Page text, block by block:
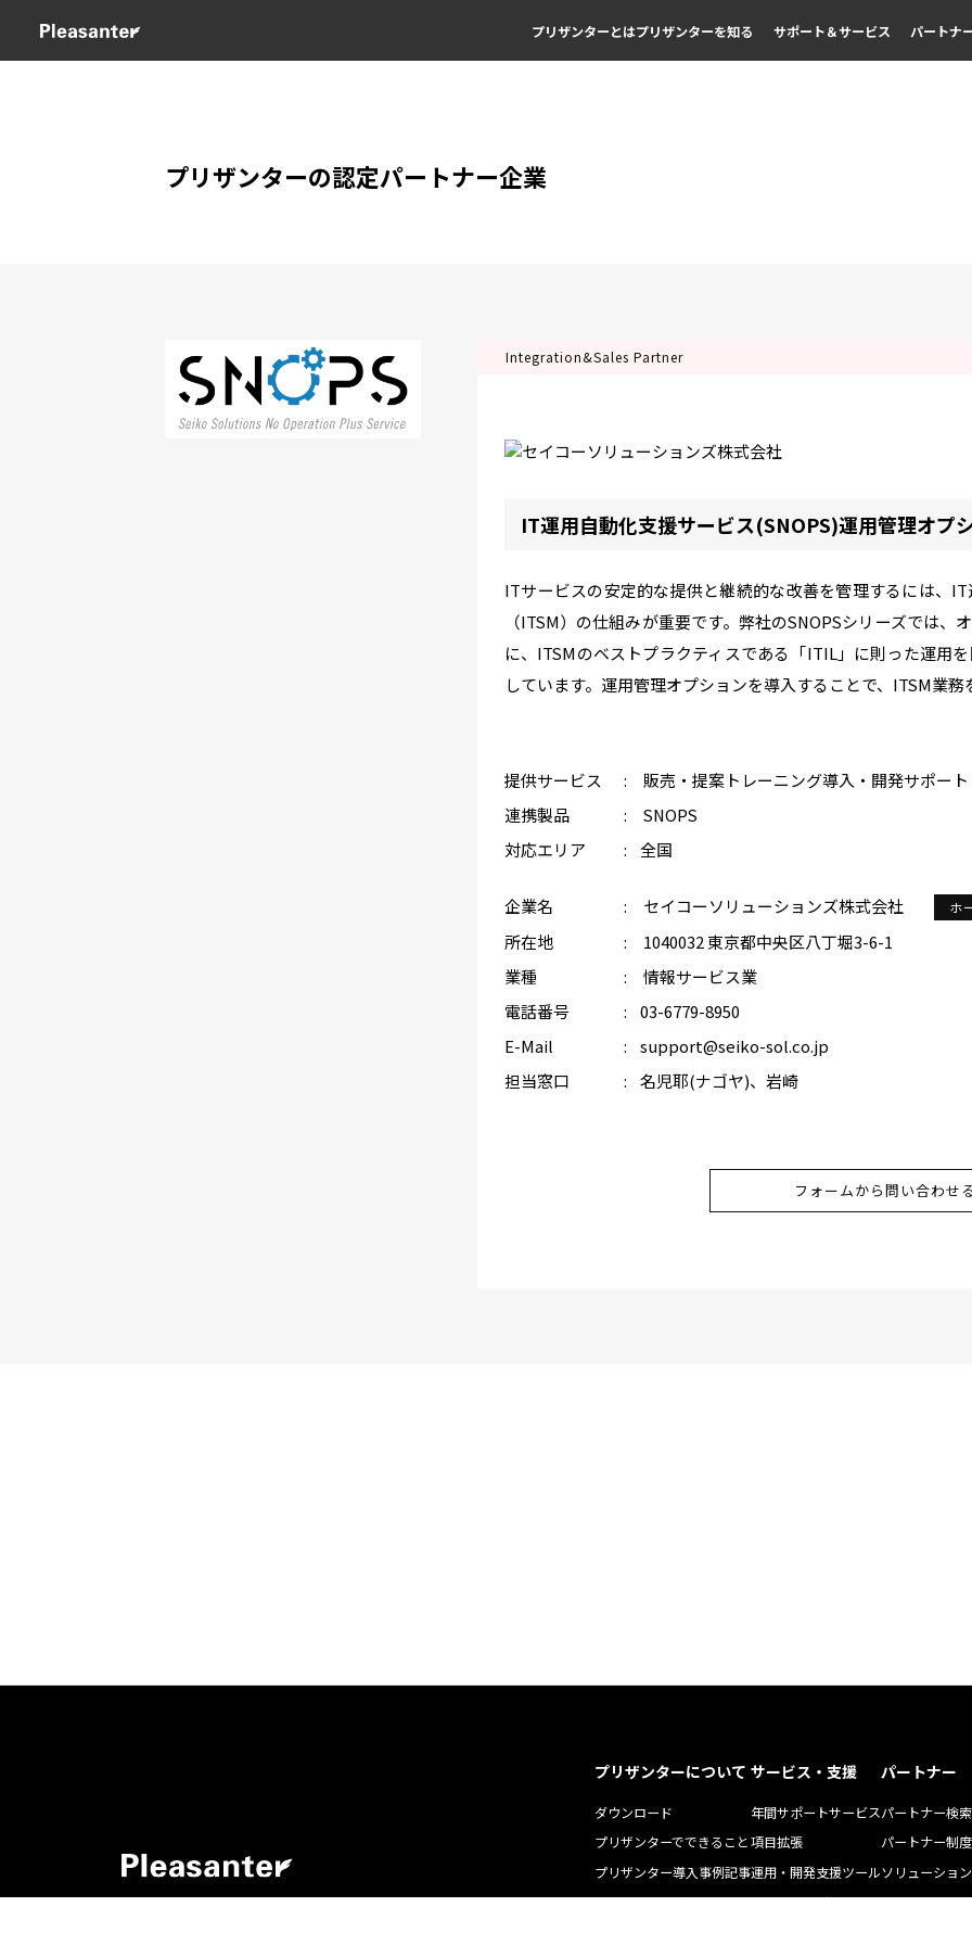
プリザンターとはプリザンターを知る サポート＆サービス パートナ
プリザンターの認定パートナー企業
Integration&Sales Partner
IT運用自動化支援サービス(SNOPS)運用管理オプ
ITサービスの安定的な提供と継続的な改善を管理するには、
（ITSM）の仕組みが重要です。弊社のSNOPSシリーズでは
に、ITSMのベストプラクティスである「ITIL」に則った運用
しています。運用管理オプションを導入することで、ITSM業
提供サービス 販売・提案トレーニング導入・開発サポート
連携製品
SNOPS
対応エリア
全国
企業名 セイコーソリューションズ株式会社 ホ
所在地
1040032 東京都中央区八丁堀3-6-1
業種
情報サービス業
電話番号
03-6779-8950
E-Mail
support@seiko-sol.co.jp
担当窓口
名児耶(ナゴヤ)、岩崎
フォームから問い合わせ
プリザンターについて
ダウンロード
プリザンターでできること
プリザンター導入事例記事
Pleasnater.net(SaaS)
サービス・支援
年間サポートサービス
項目拡張
運用・開発支援ツール
トレーニング
パートナー
パートナー検索
パートナー制度
ソリューション